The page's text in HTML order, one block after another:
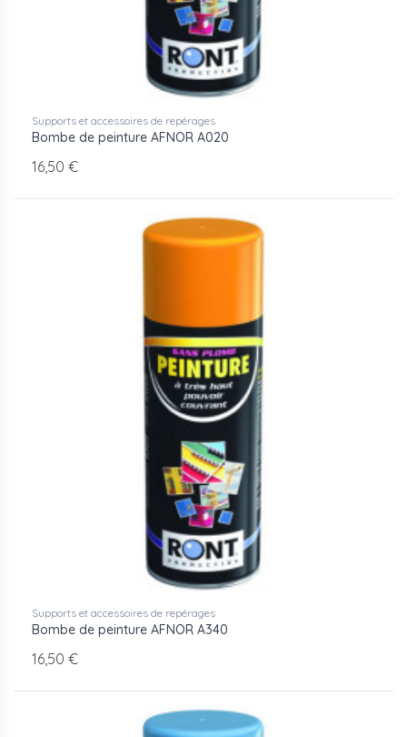
Supports et accessoires de repérages
Bombe de peinture AFNOR A020
16,50 €
Supports et accessoires de repérages
Bombe de peinture AFNOR A340
16,50 €